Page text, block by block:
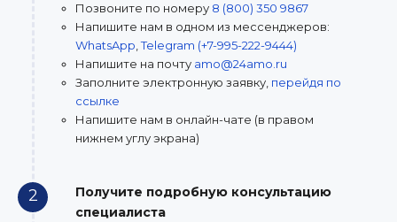
Позвоните по номеру 8 (800) 350 9867
Напишите нам в одном из мессенджеров:
WhatsApp ,Telegram (+7-995-222-9444)
Напишите на почту amo@24amo.ru
Заполните электронную заявку, перейдя по
ссылке
Напишите нам в онлайн-чате (в правом
нижнем углу экрана)
2
Получите подробную консультацию
специалиста